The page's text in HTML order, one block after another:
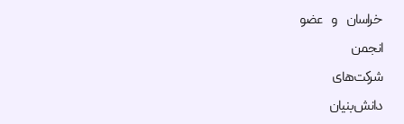
و عضو